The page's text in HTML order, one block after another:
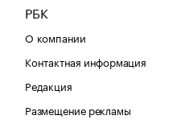
РБК
О компании
Контактная информация
Редакция
Размещение рекламы